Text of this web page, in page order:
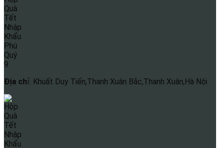
Địa chỉ: Khuất Duy Tiến,Thanh Xuân Bắc,Thanh Xuân,Hà Nội